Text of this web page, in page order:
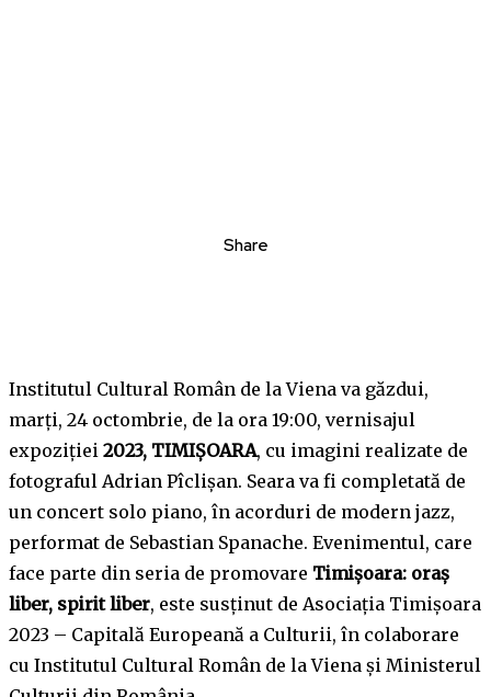
Share
Institutul Cultural Român de la Viena va găzdui,
marți, 24 octombrie, de la ora 19:00, vernisajul
expoziției 2023, TIMIȘOARA, cu imagini realizate de
fotograful Adrian Pîclișan. Seara va fi completată de
un concert solo piano, în acorduri de modern jazz,
performat de Sebastian Spanache. Evenimentul, care
face parte din seria de promovare Timișoara: oraș
liber, spirit liber, este susținut de Asociația Timișoara
2023 – Capitală Europeană a Culturii, în colaborare
cu Institutul Cultural Român de la Viena și Ministerul